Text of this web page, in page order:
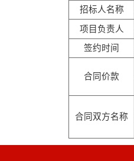
招标人名称
项目负责人
签约时间
合同价款
合同双方名称